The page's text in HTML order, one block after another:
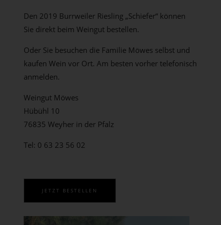
Den 2019 Burrweiler Riesling „Schiefer“ können
Sie direkt beim Weingut bestellen.
Oder Sie besuchen die Familie Möwes selbst und
kaufen Wein vor Ort. Am besten vorher telefonisch
anmelden.
Weingut Möwes
Hübühl 10
76835 Weyher in der Pfalz
Tel: 0 63 23 56 02
JETZT BESTELLEN